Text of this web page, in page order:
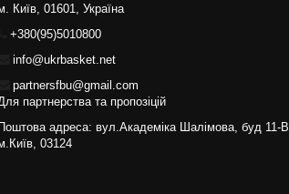
Київ, 01601, Україна
+380(95)5010800
info@ukrbasket.net
partnersfbu@gmail.com
партнерства та пропозіцій
адреса: вул.Академіка Шалімова, буд 11-В,
03124